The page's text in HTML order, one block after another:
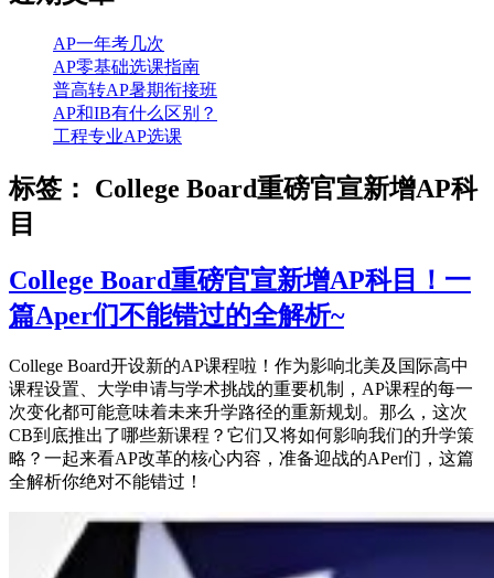
AP一年考几次
AP零基础选课指南
普高转AP暑期衔接班
AP和IB有什么区别？
工程专业AP选课
标签： College Board重磅官宣新增AP科
目
College Board重磅官宣新增AP科目！一
篇Aper们不能错过的全解析~
College Board开设新的AP课程啦！作为影响北美及国际高中
课程设置、大学申请与学术挑战的重要机制，AP课程的每一
次变化都可能意味着未来升学路径的重新规划。那么，这次
CB到底推出了哪些新课程？它们又将如何影响我们的升学策
略？一起来看AP改革的核心内容，准备迎战的APer们，这篇
全解析你绝对不能错过！